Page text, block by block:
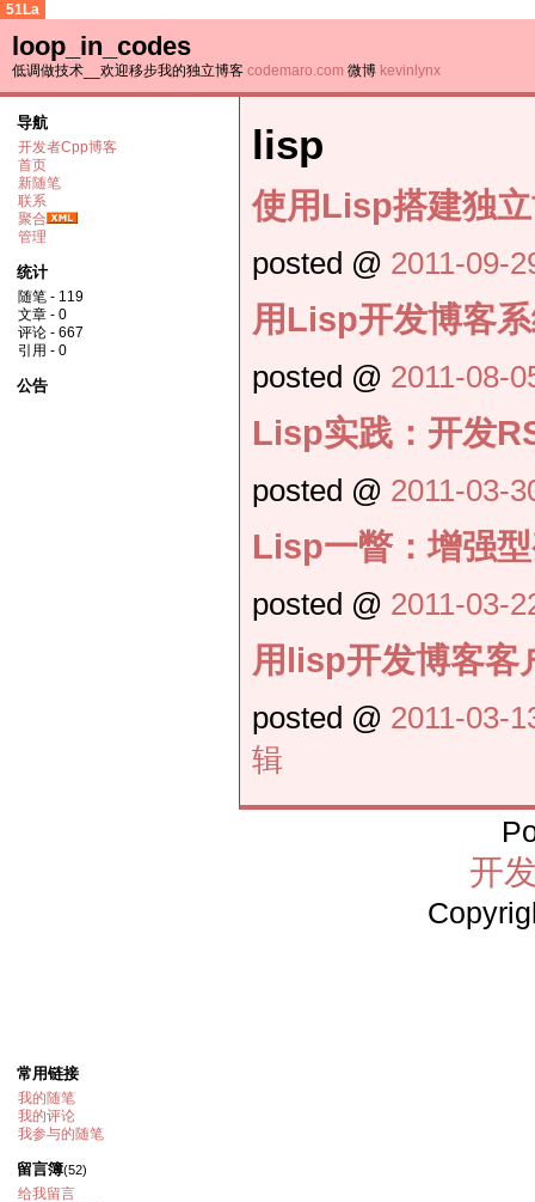
51La
loop_in_codes
低调做技术__欢迎移步我的独立博客 codemaro.com 微博 kevinlynx
导航
开发者Cpp博客
首页
新随笔
联系
聚合
管理
统计
随笔 - 119
文章 - 0
评论 - 667
引用 - 0
公告
常用链接
我的随笔
我的评论
我参与的随笔
留言簿(52)
给我留言
lisp
使用Lisp搭建独
posted @ 2011-09-
用Lisp开发博客
posted @ 2011-08-
Lisp实践：开发
posted @ 2011-03-
Lisp一瞥：增强
posted @ 2011-03-
用lisp开发博客客
posted @ 2011-03-
辑
开